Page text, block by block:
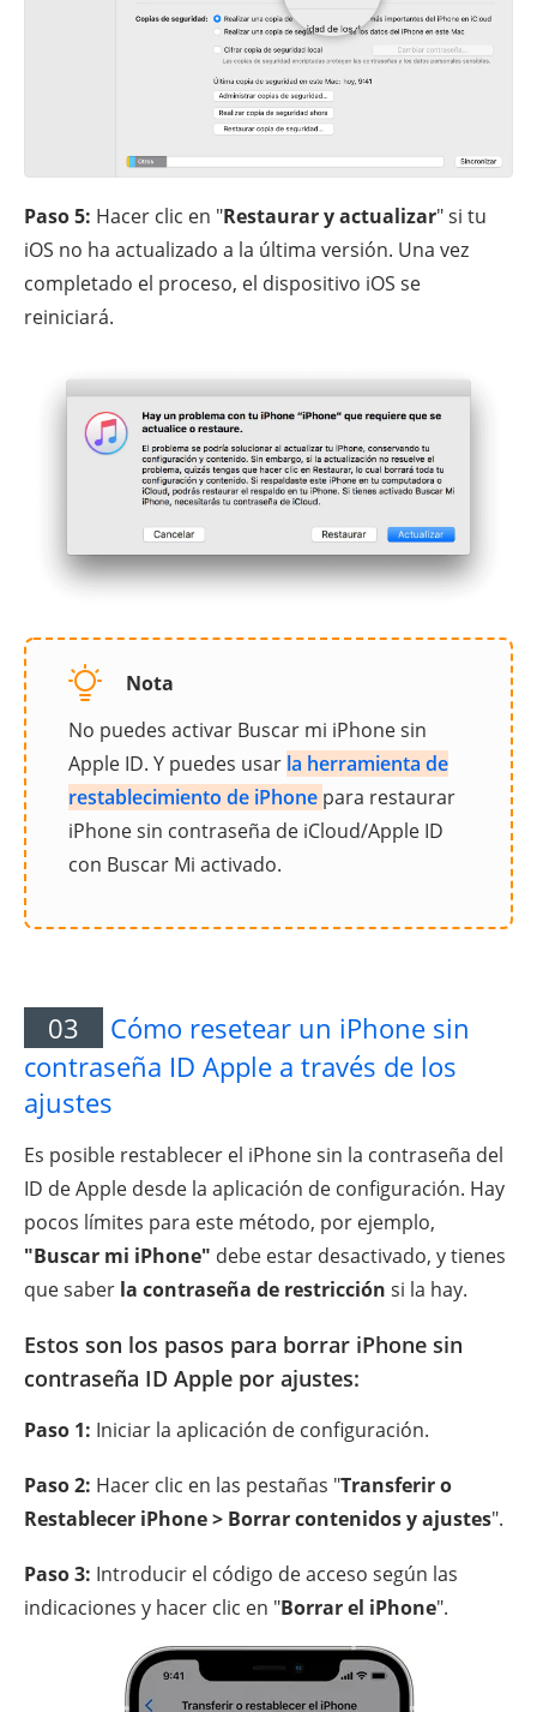
Paso 5: Hacer clic en "Restaurar y actualizar" si tu
iOS no ha actualizado a la última versión. Una vez
completado el proceso, el dispositivo iOS se
reiniciará.
Nota
No puedes activar Buscar mi iPhone sin
Apple ID. Y puedes usar la herramienta de
restablecimiento de iPhone para restaurar
iPhone sin contraseña de iCloud/Apple ID
con Buscar Mi activado.
03
Cómo resetear un iPhone sin
contraseña ID Apple a través de los
ajustes
Es posible restablecer el iPhone sin la contraseña del
ID de Apple desde la aplicación de configuración. Hay
pocos límites para este método, por ejemplo,
"Buscar mi iPhone" debe estar desactivado, y tienes
que saber la contraseña de restricción si la hay.
Estos son los pasos para borrar iPhone sin
contraseña ID Apple por ajustes:
Paso 1: Iniciar la aplicación de configuración.
Paso 2: Hacer clic en las pestañas "Transferir o
Restablecer iPhone > Borrar contenidos y ajustes".
Paso 3: Introducir el código de acceso según las
indicaciones y hacer clic en "Borrar el iPhone".